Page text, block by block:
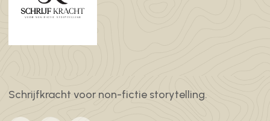
Schrijfkracht voor non-fictie storytelling.